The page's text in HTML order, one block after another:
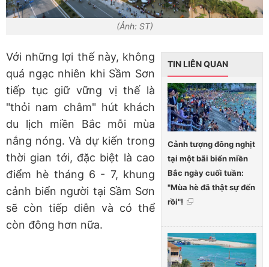
(Ảnh: ST)
TIN LIÊN QUAN
Cảnh tượng đông nghịt
tại một bãi biển miền
Bắc ngày cuối tuần:
"Mùa hè đã thật sự đến
rồi"!
Với những lợi thế này, không
quá ngạc nhiên khi Sầm Sơn
tiếp tục giữ vững vị thế là
"thỏi nam châm" hút khách
du lịch miền Bắc mỗi mùa
nắng nóng. Và dự kiến trong
thời gian tới, đặc biệt là cao
điểm hè tháng 6 - 7, khung
cảnh biển người tại Sầm Sơn
sẽ còn tiếp diễn và có thể
còn đông hơn nữa.